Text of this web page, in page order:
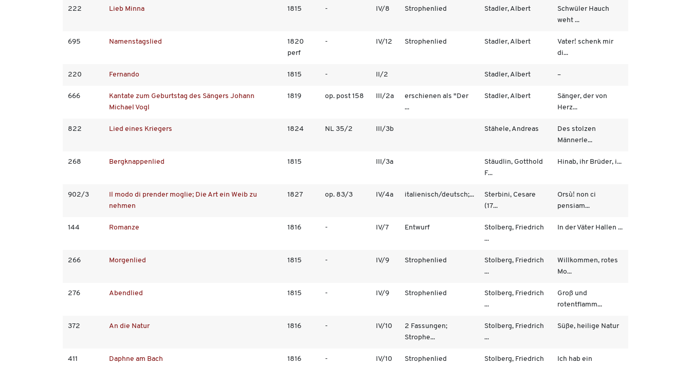
222 Lieb Minna 1815 - IV/8 Strophenlied Stadler, Albert
Schwüler Hauch
weht ...
695 Namenstagslied
1820
perf
- IV/12 Strophenlied Stadler, Albert
Vater! schenk mir
di...
220 Fernando 1815 - II/2 Stadler, Albert –
666
Kantate zum Geburtstag des Sängers Johann
Michael Vogl
1819 op. post 158 III/2a
erschienen als "Der
...
Stadler, Albert
Sänger, der von
Herz...
822 Lied eines Kriegers 1824 NL 35/2 III/3b Stähele, Andreas
Des stolzen
Männerle...
268 Bergknappenlied 1815 III/3a
Stäudlin, Gotthold
F...
Hinab, ihr Brüder, i...
902/3
Il modo di prender moglie; Die Art ein Weib zu
nehmen
1827 op. 83/3 IV/4a italienisch/deutsch;...
Sterbini, Cesare
(17...
Orsù! non ci
pensiam...
144 Romanze 1816 - IV/7 Entwurf
Stolberg, Friedrich
...
In der Väter Hallen ...
266 Morgenlied 1815 - IV/9 Strophenlied
Stolberg, Friedrich
...
Willkommen, rotes
Mo...
276 Abendlied 1815 - IV/9 Strophenlied
Stolberg, Friedrich
...
Groß und
rotentflamm...
372 An die Natur 1816 - IV/10
2 Fassungen;
Strophe...
Stolberg, Friedrich
...
Süße, heilige Natur
411 Daphne am Bach 1816 - IV/10 Strophenlied
Stolberg, Friedrich
Ich hab ein